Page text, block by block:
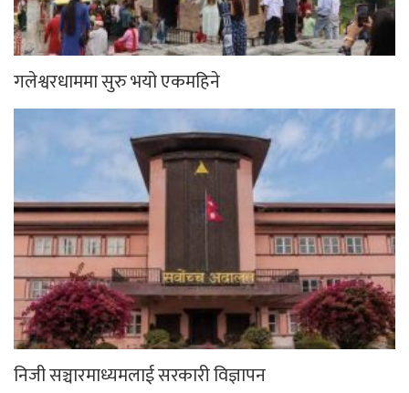
गलेश्वरधाममा सुरु भयो एकमहिने
निजी सञ्चारमाध्यमलाई सरकारी विज्ञापन